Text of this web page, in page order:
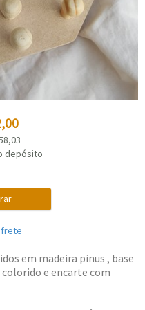
depósito
frete
em madeira pinus , base
e encarte com